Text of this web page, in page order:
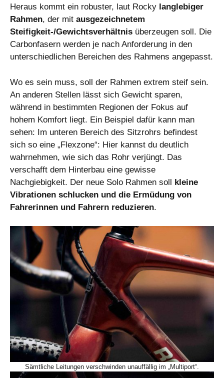
Heraus kommt ein robuster, laut Rocky langlebiger
Rahmen, der mit ausgezeichnetem
Steifigkeit-/Gewichtsverhältnis überzeugen soll. Die
Carbonfasern werden je nach Anforderung in den
unterschiedlichen Bereichen des Rahmens angepasst.
Wo es sein muss, soll der Rahmen extrem steif sein.
An anderen Stellen lässt sich Gewicht sparen,
während in bestimmten Regionen der Fokus auf
hohem Komfort liegt. Ein Beispiel dafür kann man
sehen: Im unteren Bereich des Sitzrohrs befindest
sich so eine „Flexzone“: Hier kannst du deutlich
wahrnehmen, wie sich das Rohr verjüngt. Das
verschafft dem Hinterbau eine gewisse
Nachgiebigkeit. Der neue Solo Rahmen soll kleine
Vibrationen schlucken und die Ermüdung von
Fahrerinnen und Fahrern reduzieren.
Sämtliche Leitungen verschwinden unauffällig im „Multiport“.